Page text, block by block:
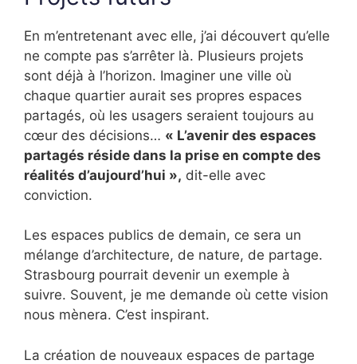
En m’entretenant avec elle, j’ai découvert qu’elle
ne compte pas s’arrêter là. Plusieurs projets
sont déjà à l’horizon. Imaginer une ville où
chaque quartier aurait ses propres espaces
partagés, où les usagers seraient toujours au
cœur des décisions… « L’avenir des espaces
partagés réside dans la prise en compte des
réalités d’aujourd’hui », dit-elle avec
conviction.
Les espaces publics de demain, ce sera un
mélange d’architecture, de nature, de partage.
Strasbourg pourrait devenir un exemple à
suivre. Souvent, je me demande où cette vision
nous mènera. C’est inspirant.
La création de nouveaux espaces de partage